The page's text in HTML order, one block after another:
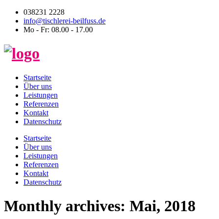
038231 2228
info@tischlerei-beilfuss.de
Mo - Fr: 08.00 - 17.00
Startseite
Über uns
Leistungen
Referenzen
Kontakt
Datenschutz
Startseite
Über uns
Leistungen
Referenzen
Kontakt
Datenschutz
Monthly archives: Mai, 2018